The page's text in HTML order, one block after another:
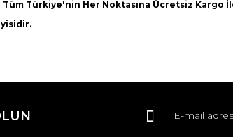
Türkiye'nin Her Noktasına Ücretsiz Kargo
Yorum Yaz